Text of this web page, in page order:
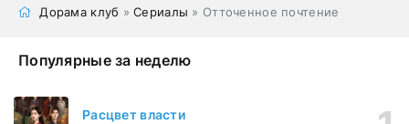
Дорама клуб »Сериалы » Отточенное почтение
Популярные за неделю
Расцвет власти